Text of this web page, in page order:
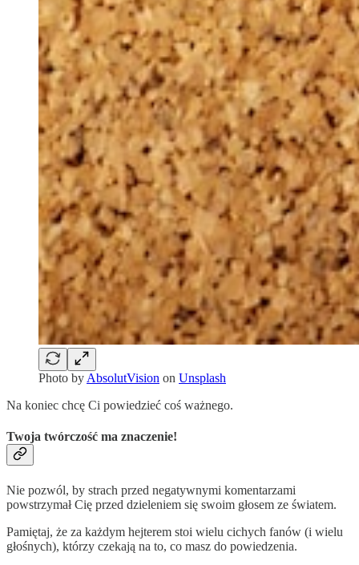
Photo by AbsolutVision on Unsplash
Na koniec chcę Ci powiedzieć coś ważnego.
Twoja twórczość ma znaczenie!
Nie pozwól, by strach przed negatywnymi komentarzami
powstrzymał Cię przed dzieleniem się swoim głosem ze światem.
Pamiętaj, że za każdym hejterem stoi wielu cichych fanów (i wielu
głośnych), którzy czekają na to, co masz do powiedzenia.